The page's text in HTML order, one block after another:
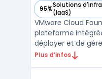
95%Solutions
(IaaS)
— voir VMware
VMware Cloud
plateforme
déployer et de
de cloud privé et
Plus d’infos